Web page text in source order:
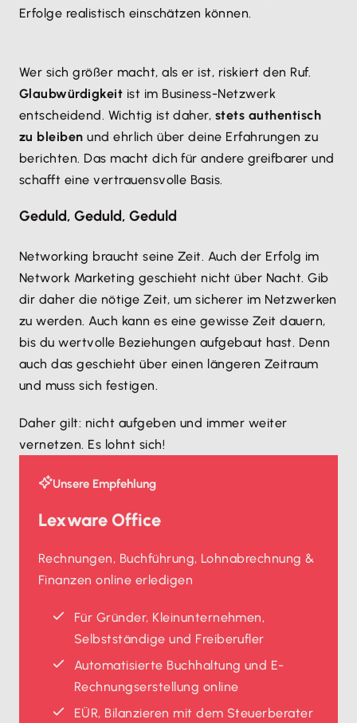
Erfolge realistisch einschätzen können.
Wer sich größer macht, als er ist, riskiert den Ruf.
Glaubwürdigkeit ist im Business-Netzwerk
entscheidend. Wichtig ist daher, stets authentisch
zu bleiben und ehrlich über deine Erfahrungen zu
berichten. Das macht dich für andere greifbarer und
schafft eine vertrauensvolle Basis.
Geduld, Geduld, Geduld
Networking braucht seine Zeit. Auch der Erfolg im
Network Marketing geschieht nicht über Nacht. Gib
dir daher die nötige Zeit, um sicherer im Netzwerken
zu werden. Auch kann es eine gewisse Zeit dauern,
bis du wertvolle Beziehungen aufgebaut hast. Denn
auch das geschieht über einen längeren Zeitraum
und muss sich festigen.
Daher gilt: nicht aufgeben und immer weiter
vernetzen. Es lohnt sich!
Unsere Empfehlung
Lexware Office
Rechnungen, Buchführung, Lohnabrechnung &
Finanzen online erledigen
Für Gründer, Kleinunternehmen,
Selbstständige und Freiberufler
Automatisierte Buchhaltung und E-
Rechnungserstellung online
EÜR, Bilanzieren mit dem Steuerberater